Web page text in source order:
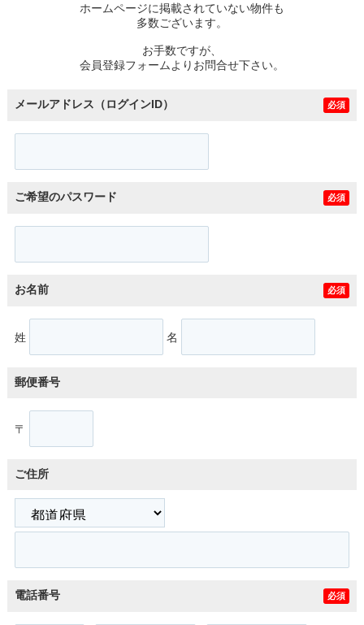
ホームページに掲載されていない物件も
多数ございます。
お手数ですが、
会員登録フォームよりお問合せ下さい。
メールアドレス（ログインID） 必須
ご希望のパスワード 必須
お名前 必須
姓 名
郵便番号
〒
ご住所
電話番号 必須